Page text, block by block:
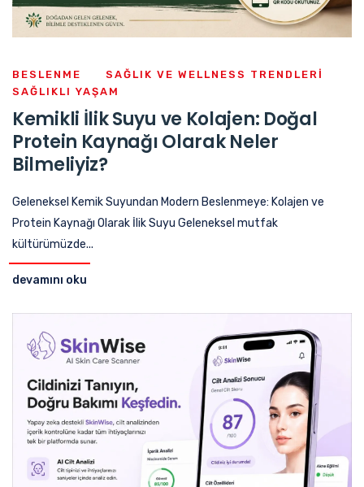
BESLENME
SAĞLIK VE WELLNESS TRENDLERI
SAĞLIKLI YAŞAM
Kemikli İlik Suyu ve Kolajen: Doğal
Protein Kaynağı Olarak Neler
Bilmeliyiz?
Geleneksel Kemik Suyundan Modern Beslenmeye: Kolajen ve
Protein Kaynağı Olarak İlik Suyu Geleneksel mutfak
kültürümüzde...
devamını oku